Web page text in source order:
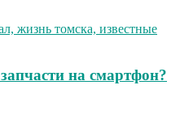
жизнь томска, известные
на смартфон?